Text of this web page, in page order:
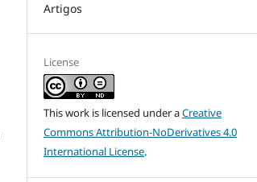
Artigos
License
This work is licensed under aCreative
Commons Attribution-NoDerivatives 4.0
International License.